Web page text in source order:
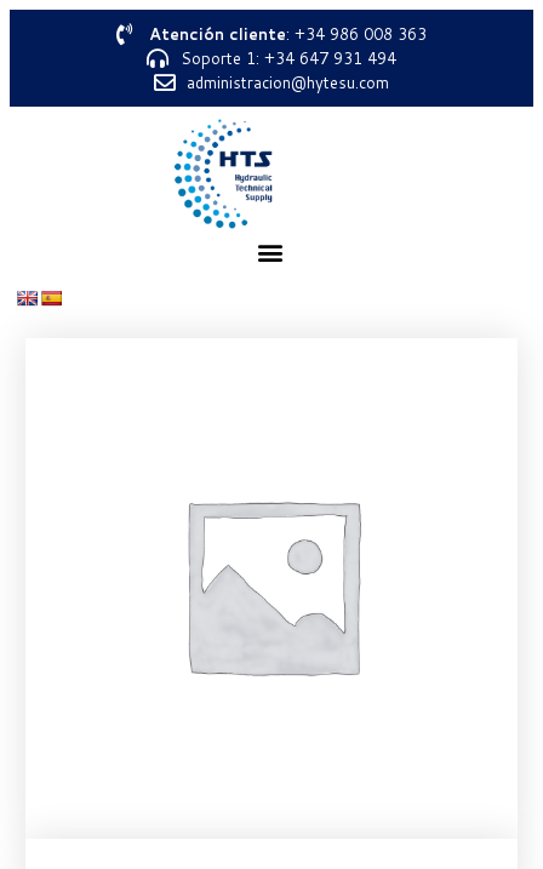
Atención cliente: +34 986 008 363
Soporte 1: +34 647 931 494
administracion@hytesu.com